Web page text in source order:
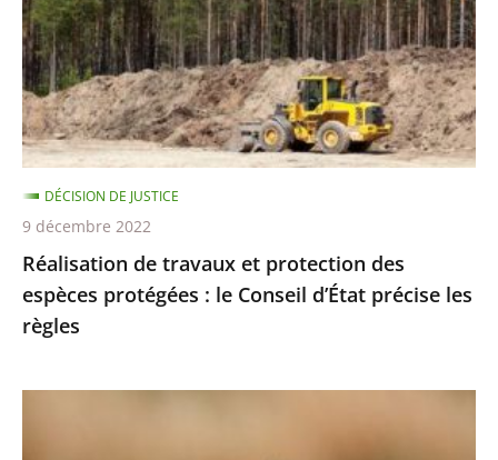
protection
des
espèces
protégées
:
le
Conseil
d’État
précise
les
règles
Réalisation de travaux et protection des
espèces protégées : le Conseil d’État précise les
règles
DÉCISION DE JUSTICE
9 décembre 2022